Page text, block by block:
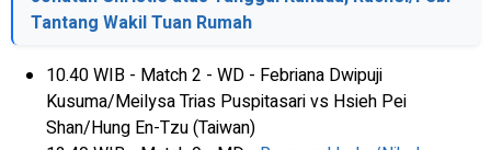
Tantang Wakil Tuan Rumah
10.40 WIB - Match 2 - WD - Febriana Dwipuji
Kusuma/Meilysa Trias Puspitasari vs Hsieh Pei
Shan/Hung En-Tzu (Taiwan)